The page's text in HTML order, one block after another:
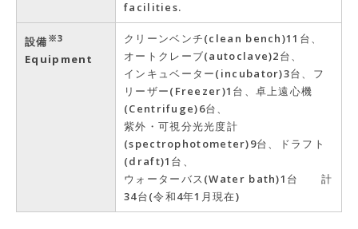
facilities.
設備 ※3
Equipment
クリーンベンチ(clean bench)11台、
オートクレーブ(autoclave)2台、
インキュベーター(incubator)3台、フ
リーザー(Freezer)1台、卓上遠心機
(Centrifuge)6台、
紫外・可視分光光度計
(spectrophotometer)9台、ドラフト
(draft)1台、
ウォーターバス(Water bath)1台 計
34台(令和4年1月現在)